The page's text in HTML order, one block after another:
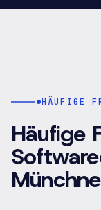
HÄUFIGE
Häufige